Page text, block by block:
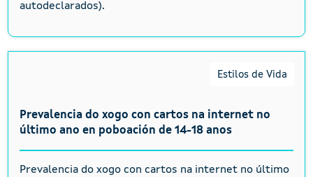
autodeclarados).
Estilos de Vida
Prevalencia do xogo con cartos na internet no
último ano en poboación de 14-18 anos
Prevalencia do xogo con cartos na internet no último